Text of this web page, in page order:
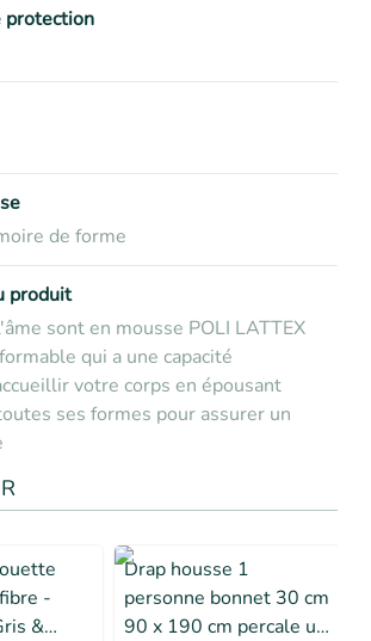
protection
de forme
produit
sont en mousse POLI LATTEX
qui a une capacité
votre corps en épousant
ses formes pour assurer un
-
&
Drap housse 1
personne bonnet 30 cm
90 x 190 cm percale uni